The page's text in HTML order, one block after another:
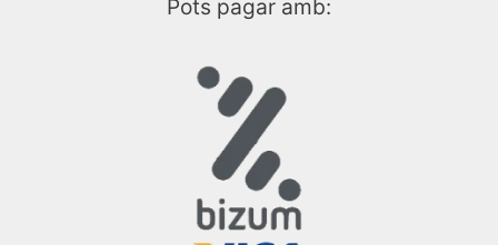
Pots pagar amb: